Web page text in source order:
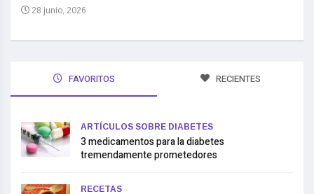
28 junio, 2026
FAVORITOS RECIENTES
ARTÍCULOS SOBRE DIABETES
3 medicamentos para la diabetes
tremendamente prometedores
RECETAS